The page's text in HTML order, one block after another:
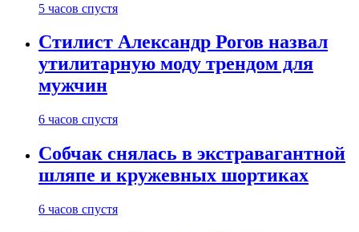
5 часов спустя
Стилист Александр Рогов назвал
утилитарную моду трендом для
мужчин
6 часов спустя
Собчак снялась в экстравагантной
шляпе и кружевных шортиках
6 часов спустя